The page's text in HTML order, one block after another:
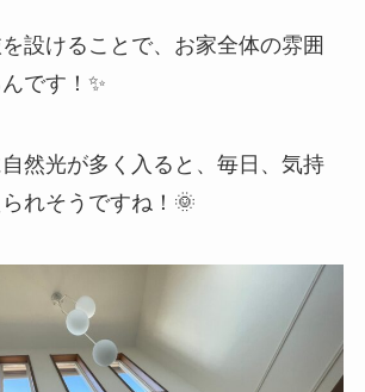
設けることで、お家全体の雰囲
です！✨
然光が多く入ると、毎日、気持
れそうですね！🌞